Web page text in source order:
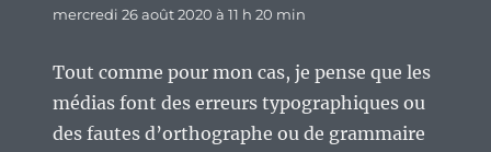
mercredi 26 août 2020 à 11 h 20 min
Tout comme pour mon cas, je pense que les
médias font des erreurs typographiques ou
des fautes d’orthographe ou de grammaire